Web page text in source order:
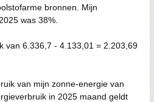
bronnen. Mijn
was 38%.
van 6.336,7 - 4.133,01 = 2.203,69
van mijn zonne-energie van
in 2025 maand geldt